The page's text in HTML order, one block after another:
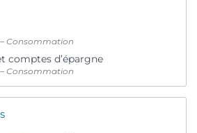
Consommation
comptes d’épargne
Consommation